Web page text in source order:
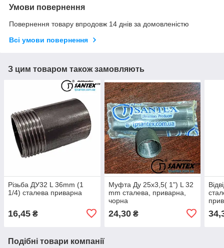
Умови повернення
Повернення товару впродовж 14 днів за домовленістю
Всі умови повернення
З цим товаром також замовляють
Різьба ДУ32 L 36mm (1
1/4) сталева приварна
16,45 ₴
Муфта Ду 25х3,5( 1") L 32
mm сталева, приварна,
чорна
24,30₴
Подібні товари компанії